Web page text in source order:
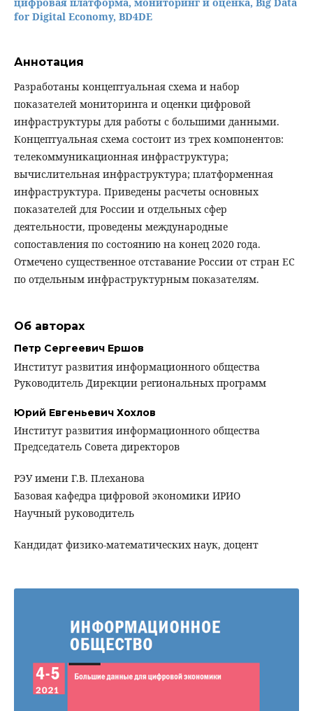
for Digital Economy, BD4DE
Аннотация
Разработаны концептуальная схема и набор
показателей мониторинга и оценки цифровой
инфраструктуры для работы с большими данными.
Концептуальная схема состоит из трех компонентов:
телекоммуникационная инфраструктура;
вычислительная инфраструктура; платформенная
инфраструктура. Приведены расчеты основных
показателей для России и отдельных сфер
деятельности, проведены международные
сопоставления по состоянию на конец 2020 года.
Отмечено существенное отставание России от стран ЕС
по отдельным инфраструктурным показателям.
Об авторах
Петр Сергеевич Ершов
Институт развития информационного общества
Руководитель Дирекции региональных программ
Юрий Евгеньевич Хохлов
Институт развития информационного общества
Председатель Совета директоров
РЭУ имени Г.В. Плеханова
Базовая кафедра цифровой экономики ИРИО
Научный руководитель
Кандидат физико-математических наук, доцент